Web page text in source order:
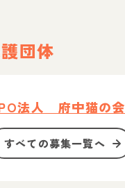
団体
法人 府中猫の会
すべての募集一覧へ